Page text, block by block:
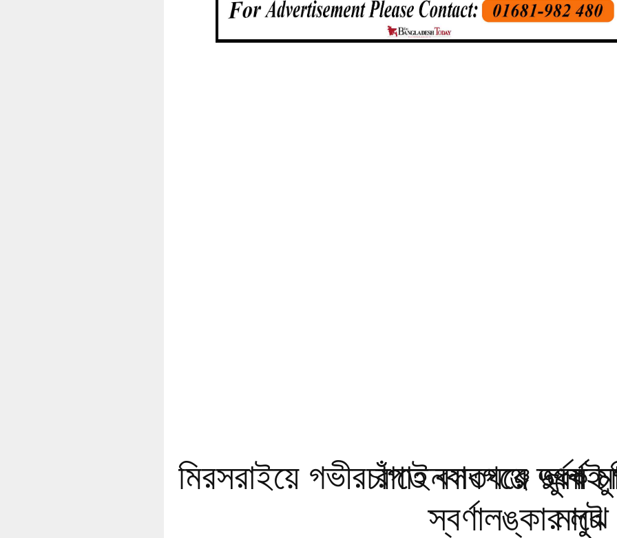
মিরসরাইয়ে গভীর রাতে বসতঘরে দুর্ধর্ষ
স্বর্ণালঙ্কার লুট
চাঁপাইনবাবগঞ্জে
মাঝে
এক